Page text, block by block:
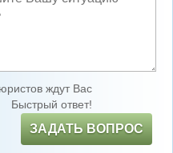
ждут Вас
Быстрый ответ!
ЗАДАТЬ ВОПРОС